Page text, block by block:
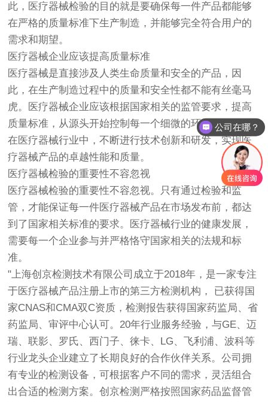
此，医疗器械检验的目的就是要确保每一件产品都能够
在严格的质量标准下生产制造，并能够完全符合用户的
需求和期望。
医疗器械企业应该提高质量标准
医疗器械是直接涉及人类生命质量和安全的产品，因
此，在生产制造过程中的质量和安全性都不能有丝毫马
虎。医疗器械企业应该根据国家相关的监管要求，提高
质量标准，从源头开始控制每一个细微的环节。并且，
在医疗器械行业中，不断进行技术创新和研发，实现医
疗器械产品的卓越性能和质量。
医疗器械检验的重要性不容忽视
医疗器械检验的重要性不容忽视。只有通过检验和监
管，才能保证每一件医疗器械产品在市场发布前，都达
到了国家相关标准的要求。医疗器械行业的健康发展，
需要每一个企业参与并严格恪守国家相关的法规和标
准。
"上海创京检测技术有限公司成立于2018年，是一家专注
于医疗器械产品注册上市的第三方检测机构， 已获得国
家CNAS和CMA双C资质，检测报告获得国家药监局、省
药监局、审评中心认可。20年行业服务经验，与GE、迈
瑞、联影、罗氏、西门子、徕卡、LG、飞利浦、波科等
行业龙头企业建立了长期良好的合作伙伴关系。公司拥
有专业的检测设备，可根据客户不同的需求，灵活组合
出合适的检测方案。创京检测 严格按照国家药品监督管
公司在哪？